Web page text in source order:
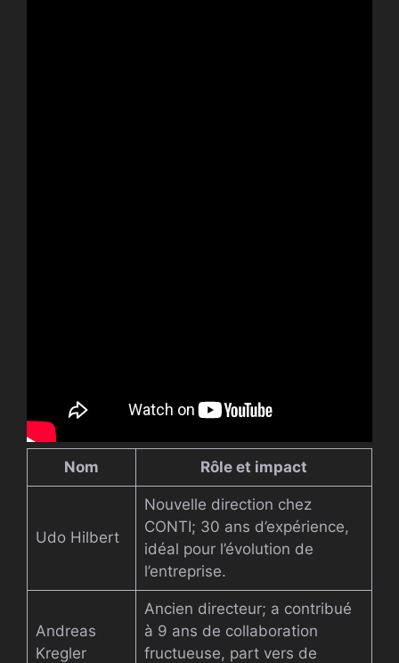
Nom Rôle et impact
Udo Hilbert
Nouvelle direction chez
CONTI; 30 ans d’expérience,
idéal pour l’évolution de
l’entreprise.
Andreas
Kregler
Ancien directeur; a contribué
à 9 ans de collaboration
fructueuse, part vers de